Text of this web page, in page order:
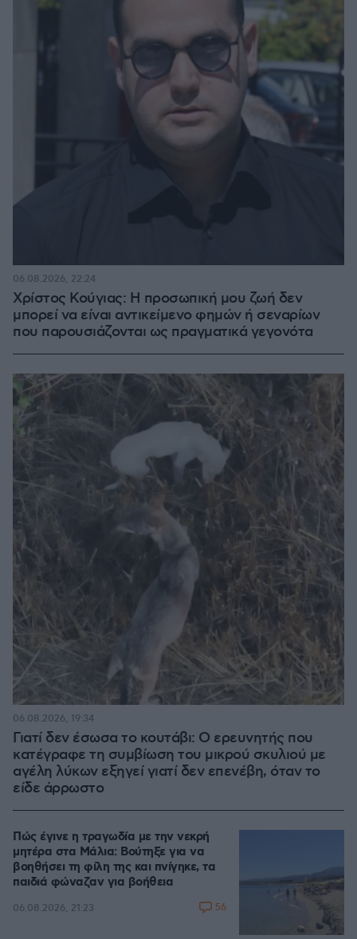
Χρίστος Κούγιας: Η προσωπική μου ζωή δεν
μπορεί να είναι αντικείμενο φημών ή σεναρίων
που παρουσιάζονται ως πραγματικά γεγονότα
06.08.2026, 22:24
Γιατί δεν έσωσα το κουτάβι: Ο ερευνητής που
κατέγραφε τη συμβίωση του μικρού σκυλιού με
αγέλη λύκων εξηγεί γιατί δεν επενέβη, όταν το
είδε άρρωστο
06.08.2026, 19:34
Πώς έγινε η τραγωδία με την νεκρή
μητέρα στα Μάλια: Βούτηξε για να
βοηθήσει τη φίλη της και πνίγηκε, τα
παιδιά φώναζαν για βοήθεια
06.08.2026, 21:23 56